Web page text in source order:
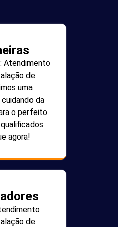
Atendimento
de
uma
da
o perfeito
agora!
de